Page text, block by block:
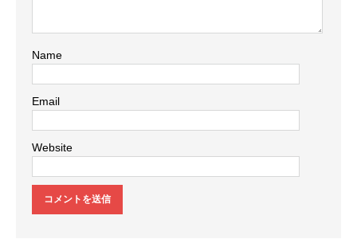
Name
Email
Website